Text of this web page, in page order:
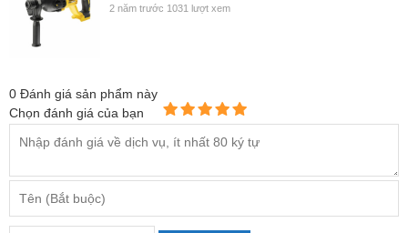
2 năm trước 1031 lượt xem
0 Đánh giá sản phẩm này
Chọn đánh giá của bạn